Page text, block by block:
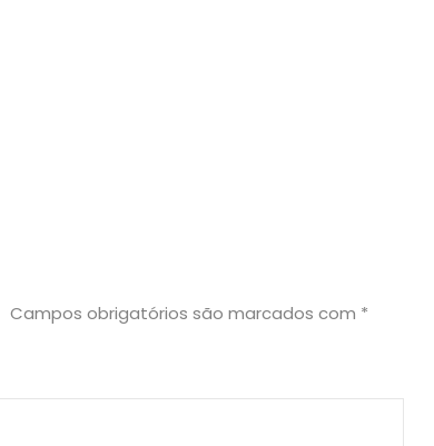
Campos obrigatórios são marcados com *